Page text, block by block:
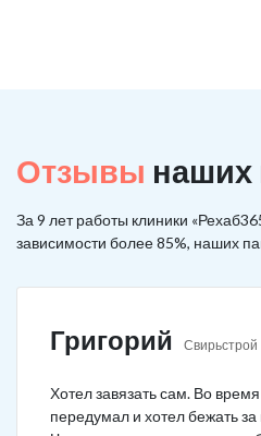
Отзывы наших
За 9 лет работы клиники
зависимости более 85%, наших
Григорий Свирьстрой
Хотел завязать сам. Во
передумал и хотел бежать